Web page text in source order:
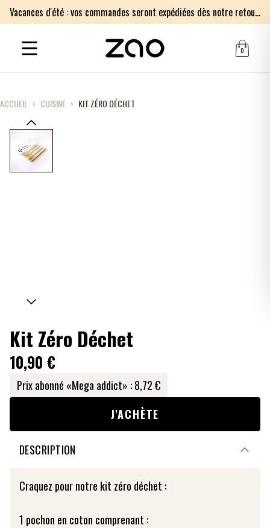
Vacances d'été : vos commandes seront expédiées dès notre retour le lundi 17 août. Merci pour votre patience.
0
ACCUEIL › CUISINE › KIT ZÉRO DÉCHET
Kit Zéro Déchet
10,90 €
Prix abonné «Mega addict» :8,72 €
J'ACHÈTE
DESCRIPTION
Craquez pour notre kit zéro déchet :
1 pochon en coton comprenant :